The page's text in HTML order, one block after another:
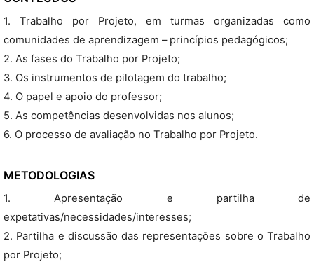
1. Trabalho por Projeto, em turmas organizadas como
comunidades de aprendizagem – princípios pedagógicos;
2. As fases do Trabalho por Projeto;
3. Os instrumentos de pilotagem do trabalho;
4. O papel e apoio do professor;
5. As competências desenvolvidas nos alunos;
6. O processo de avaliação no Trabalho por Projeto.
METODOLOGIAS
1. Apresentação e partilha de
expetativas/necessidades/interesses;
2. Partilha e discussão das representações sobre o Trabalho
por Projeto;